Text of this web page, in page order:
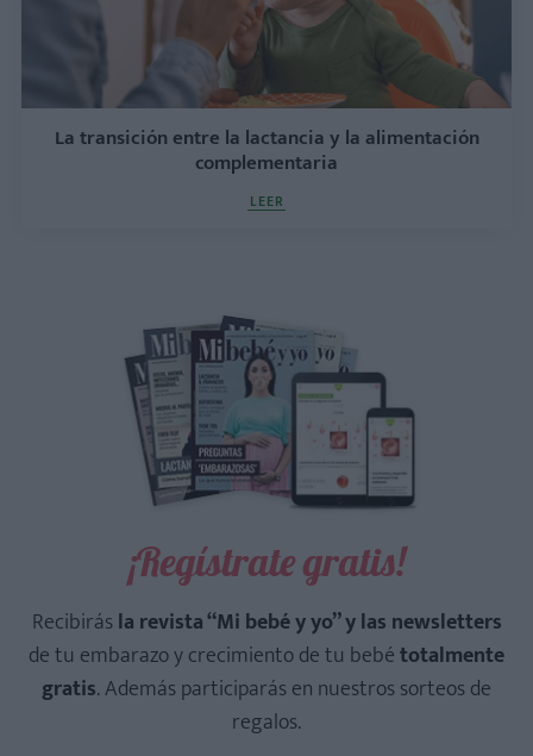
La transición entre la lactancia y la alimentación
complementaria
LEER
¡Regístrate gratis!
Recibirásla revista “Mi bebé y yo” y las newsletters
de tu embarazo y crecimiento de tu bebétotalmente
gratis. Además participarás en nuestros sorteos de
regalos.